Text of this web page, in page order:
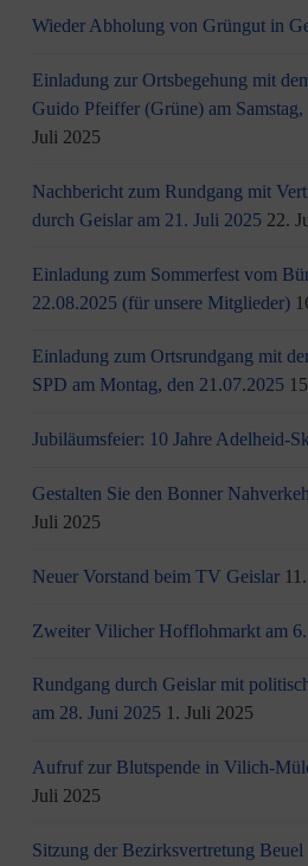
Wieder Abholung von Grüngut in
Einladung zur Ortsbegehung mit
Guido Pfeiffer (Grüne) am
Juli 2025
Nachbericht zum Rundgang mit
durch Geislar am 21. Juli 2025 22.
Einladung zum Sommerfest vom
22.08.2025 (für unsere Mitglieder)
Einladung zum Ortsrundgang mit
SPD am Montag, den 21.07.2025
Jubiläumsfeier: 10 Jahre Adelheid-
Gestalten Sie den Bonner
Juli 2025
Neuer Vorstand beim TV Geislar
Zweiter Vilicher Hofflohmarkt am
Rundgang durch Geislar mit
am 28. Juni 2025 1. Juli 2025
Aufruf zur Blutspende in Vilich-
Juli 2025
Sitzung der Bezirksvertretung